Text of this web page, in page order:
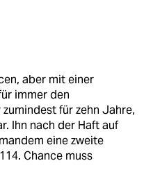
aber mit einer
immer den
für zehn Jahre,
Ihn nach der Haft auf
eine zweite
Chance muss